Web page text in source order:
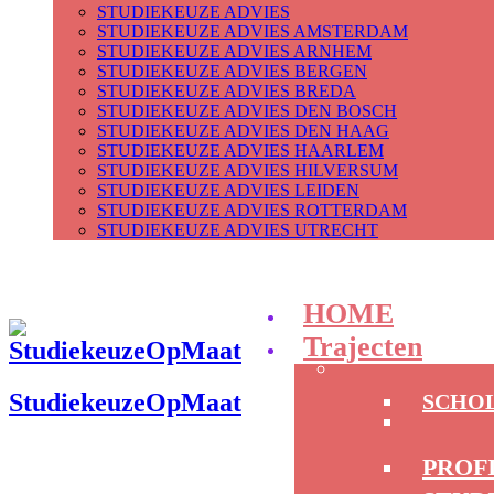
STUDIEKEUZE ADVIES
STUDIEKEUZE ADVIES AMSTERDAM
STUDIEKEUZE ADVIES ARNHEM
STUDIEKEUZE ADVIES BERGEN
STUDIEKEUZE ADVIES BREDA
STUDIEKEUZE ADVIES DEN BOSCH
STUDIEKEUZE ADVIES DEN HAAG
STUDIEKEUZE ADVIES HAARLEM
STUDIEKEUZE ADVIES HILVERSUM
STUDIEKEUZE ADVIES LEIDEN
STUDIEKEUZE ADVIES ROTTERDAM
STUDIEKEUZE ADVIES UTRECHT
StudiekeuzeOpMaat
HOME
Trajecten